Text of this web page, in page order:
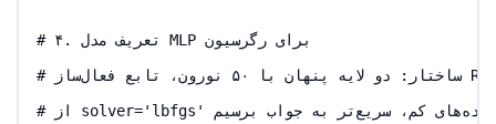
# ۴. تعریف مدل MLP برای رگرسیون
# ساختار: دو لایه پنهان با ۵۰ نورون، تابع فعال‌ساز ReLU
# از solver='lbfgs' استفاده شده تا روی داده‌های کم، سریع‌تر به جواب برسیم